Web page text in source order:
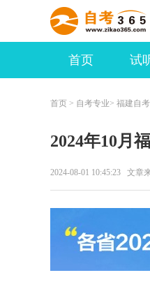
首页 试
首页 > 自考专业> 福建自
2024年10月
2024-08-01 10:45:23 文章